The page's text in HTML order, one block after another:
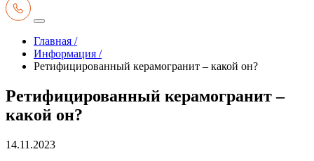
Главная /
Информация /
Ретифицированный керамогранит – какой он?
Ретифицированный керамогранит –
какой он?
14.11.2023